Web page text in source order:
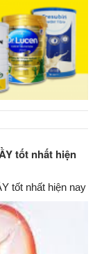
tốt nhất hiện
tốt nhất hiện nay